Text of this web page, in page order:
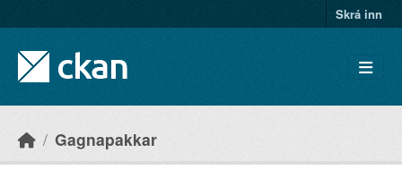
Skrá inn
Gagnapakkar